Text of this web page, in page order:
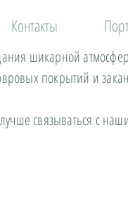
Контакты
шикарной
покрытий и
связываться с